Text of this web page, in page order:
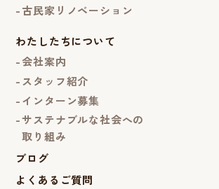
古民家リノベーション
わたしたちについて
会社案内
スタッフ紹介
インターン募集
サステナブルな社会への
取り組み
ブログ
よくあるご質問